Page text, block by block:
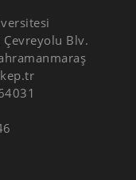
Çevreyolu Blv.
46 46